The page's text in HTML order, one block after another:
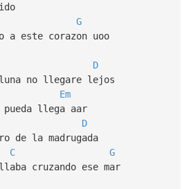
G
a este corazon uoo
D
no llegare lejos
Em
llega aar
D
de la madrugada
C
G
cruzando ese mar